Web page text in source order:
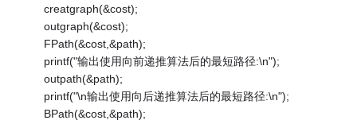
creatgraph(&cost);
outgraph(&cost);
FPath(&cost,&path);
printf("输出使用向前递推算法后的最短路径:\n");
outpath(&path);
printf("\n输出使用向后递推算法后的最短路径:\n");
BPath(&cost,&path);